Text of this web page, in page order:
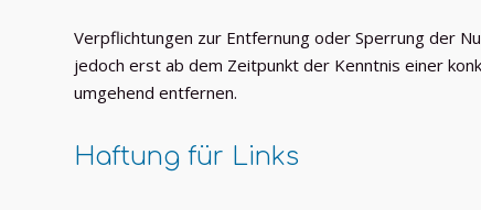
Verpflichtungen zur Entfernung oder Sperrung der
jedoch erst ab dem Zeitpunkt der Kenntnis einer
umgehend entfernen.
Haftung für Links